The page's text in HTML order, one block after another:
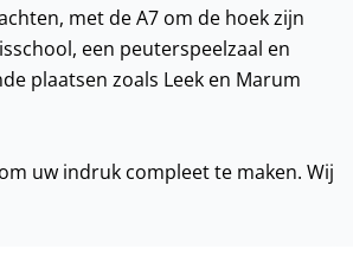
met de A7 om de hoek zijn
een peuterspeelzaal en
plaatsen zoals Leek en Marum
uw indruk compleet te maken. Wij